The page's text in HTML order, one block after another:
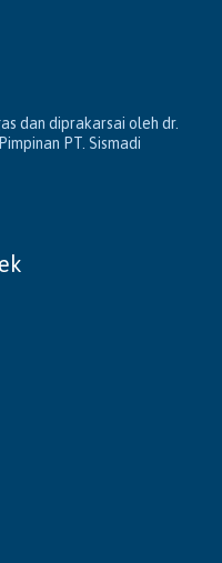
dan diprakarsai oleh dr.
PT. Sismadi